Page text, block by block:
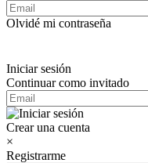
Olvidé mi contraseña
Iniciar sesión
Continuar como invitado
Crear una cuenta
×
Registrarme